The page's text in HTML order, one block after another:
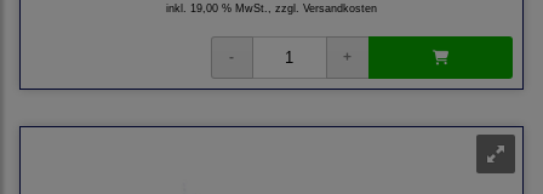
inkl. 19,00 % MwSt., zzgl. Versandkosten